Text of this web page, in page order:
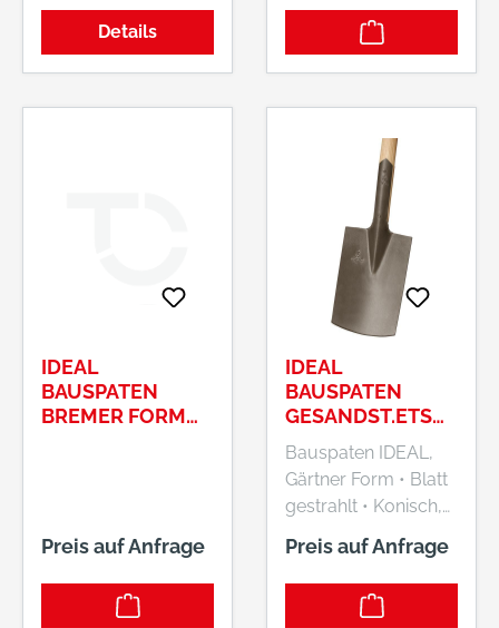
Details
Ohne Stiel Hersteller:
Idealspaten-Bredt
+492330601101,
vlasic@idealspaten.c
IDEAL
BAUSPATEN
BREMER FORM
Preis auf Anfrage
IDEAL
BAUSPATEN
GESANDST.ETS
85 CM GR. 2
Bauspaten IDEAL,
Gärtner Form • Blatt
gestrahlt • Konisch,
selbstschärfend
gewalzt • Aus einem
Stück gefertigt
Hersteller:
Preis auf Anfrage